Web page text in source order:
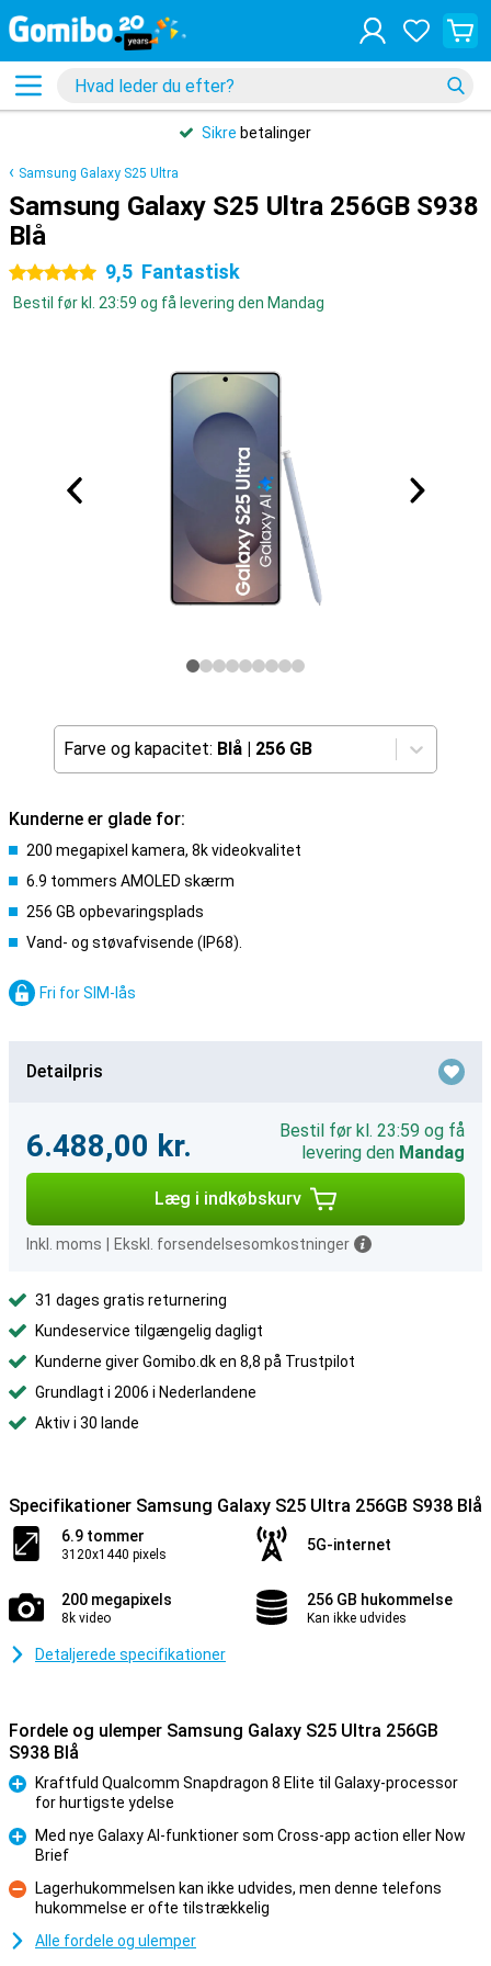
Sikre betalinger
Samsung Galaxy S25 Ultra
Samsung Galaxy S25 Ultra 256GB S938
Blå
5 stjerner 9,5 Fantastisk
Bestil før kl. 23:59 og få levering den Mandag
Farve og kapacitet: Blå | 256 GB
Kunderne er glade for:
200 megapixel kamera, 8k videokvalitet
6.9 tommers AMOLED skærm
256 GB opbevaringsplads
Vand- og støvafvisende (IP68).
Fri for SIM-lås
Detailpris
6.488,00 kr.
Bestil før kl. 23:59 og få
levering den Mandag
Læg i indkøbskurv
Inkl. moms Ekskl. forsendelsesomkostninger
31 dages gratis returnering
Kundeservice tilgængelig dagligt
Kunderne giver Gomibo.dk en 8,8 på Trustpilot
Grundlagt i 2006 i Nederlandene
Aktiv i 30 lande
Specifikationer Samsung Galaxy S25 Ultra 256GB S938 Blå
6.9 tommer
3120x1440 pixels
5G-internet
200 megapixels
8k video
256 GB hukommelse
Kan ikke udvides
Detaljerede specifikationer
Fordele og ulemper Samsung Galaxy S25 Ultra 256GB
S938 Blå
Fordele
Kraftfuld Qualcomm Snapdragon 8 Elite til Galaxy-processor
for hurtigste ydelse
Fordele
Med nye Galaxy AI-funktioner som Cross-app action eller Now
Brief
Ulemper
Lagerhukommelsen kan ikke udvides, men denne telefons
hukommelse er ofte tilstrækkelig
Alle fordele og ulemper